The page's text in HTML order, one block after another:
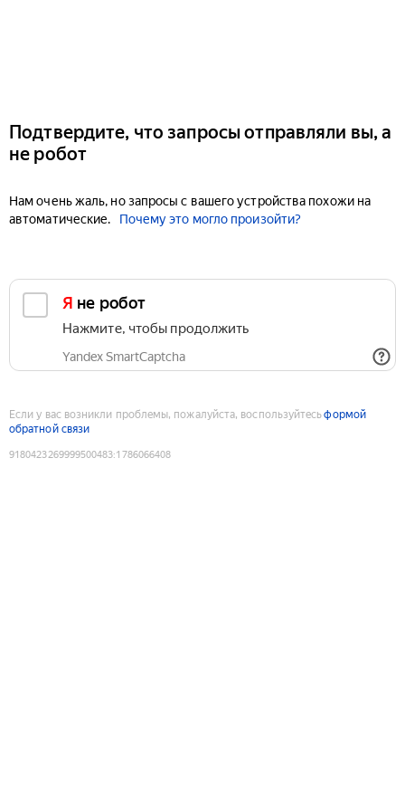
Подтвердите, что запросы отправляли вы, а
не робот
Нам очень жаль, но запросы с вашего устройства похожи на
автоматические.
Почему это могло произойти?
Я не робот
Нажмите, чтобы продолжить
Yandex SmartCaptcha
Если у вас возникли проблемы, пожалуйста, воспользуйтесьформой
обратной связи
9180423269999500483:1786066408